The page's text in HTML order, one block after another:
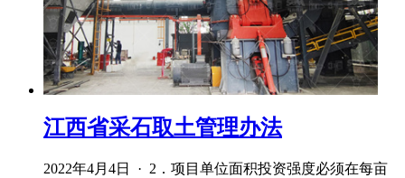
江西省采石取土管理办法
2022年4月4日 · 2．项目单位面积投资强度必须在每亩